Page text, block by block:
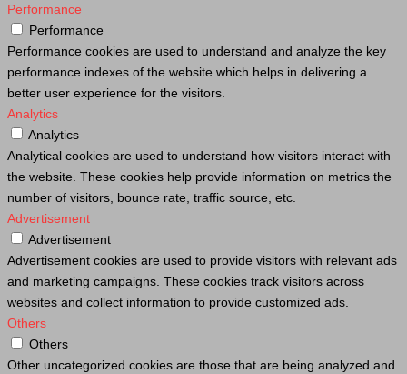
Performance
Performance
Performance cookies are used to understand and analyze the key
performance indexes of the website which helps in delivering a
better user experience for the visitors.
Analytics
Analytics
Analytical cookies are used to understand how visitors interact with
the website. These cookies help provide information on metrics the
number of visitors, bounce rate, traffic source, etc.
Advertisement
Advertisement
Advertisement cookies are used to provide visitors with relevant ads
and marketing campaigns. These cookies track visitors across
websites and collect information to provide customized ads.
Others
Others
Other uncategorized cookies are those that are being analyzed and